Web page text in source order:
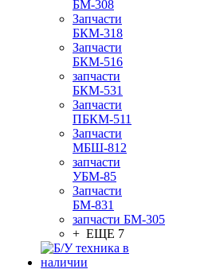
БМ-308
Запчасти
БКМ-318
Запчасти
БКМ-516
запчасти
БКМ-531
Запчасти
ПБКМ-511
Запчасти
МБШ-812
запчасти
УБМ-85
Запчасти
БМ-831
запчасти БМ-305
+ ЕЩЕ 7